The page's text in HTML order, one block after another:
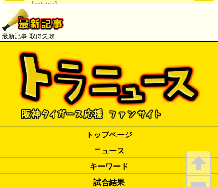
【zakzak】
最新記事 取得失敗
トップページ
ニュース
キーワード
試合結果